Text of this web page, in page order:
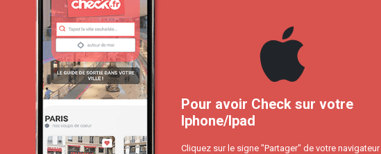
Pour avoir Check sur votre
Iphone/Ipad
Cliquez sur le signe "Partager" de votre navigateur